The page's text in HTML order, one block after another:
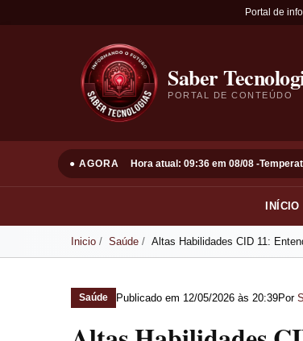
Portal de
Saber
PORTAL DE CONTEÚDO
● AGORA Hora atual: 09:36 em 08/08 -
INÍCIO
Inicio Saúde Altas Habilidades CID 11:
Saúde Publicado em 12/05/2026 às 20:39Por